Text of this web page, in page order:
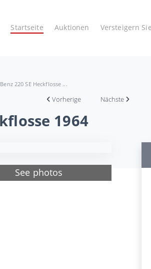
Startseite Auktionen Versteigern
220 SE Heckflosse ...
Vorherige Nächste
1964
See photos